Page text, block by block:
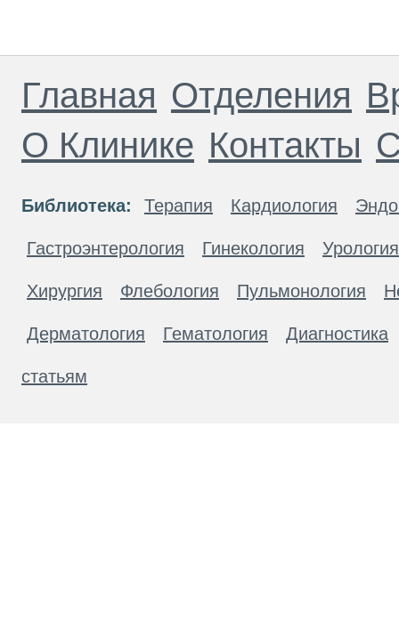
Главная Отделения
О Клинике Контакты
Библиотека: Терапия Кардиология
Гастроэнтерология Гинекология Урология
Хирургия Флебология Пульмонология
Дерматология Гематология Диагностика
статьям